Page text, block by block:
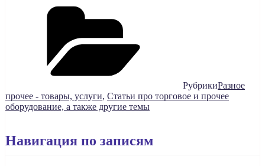
РубрикиРазное
прочее - товары, услуги, Статьи про торговое и прочее
оборудование, а также другие темы
Навигация по записям